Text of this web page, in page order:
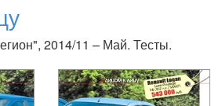
2014/11 – Май. Тесты.